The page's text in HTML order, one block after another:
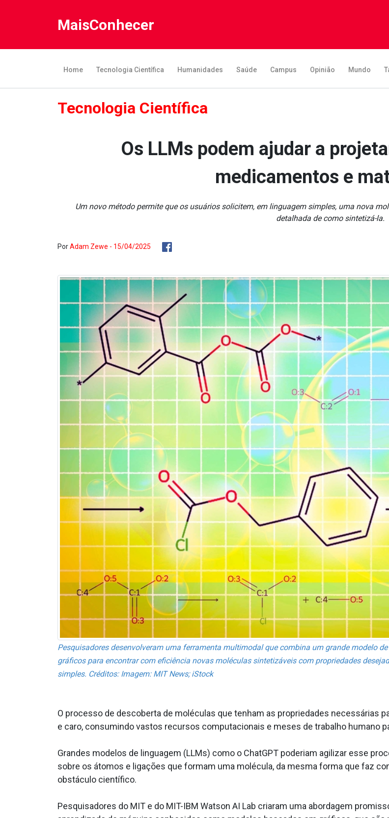
MaisConhecer
Home Tecnologia Científica Humanidades Saúde Campus Opinião Mundo
Tecnologia Científica
Os LLMs podem ajudar a
medicamentos e
Um novo método permite que os usuários solicitem, em linguagem simples, uma nova
detalhada de como sintetizá-la.
PorAdam Zewe - 15/04/2025
Pesquisadores desenvolveram uma ferramenta multimodal que combina um grande modelo
gráficos para encontrar com eficiência novas moléculas sintetizáveis com propriedades
simples. Créditos: Imagem: MIT News; iStock
O processo de descoberta de moléculas que tenham as propriedades necessárias
e caro, consumindo vastos recursos computacionais e meses de trabalho humano
Grandes modelos de linguagem (LLMs) como o ChatGPT poderiam agilizar esse
sobre os átomos e ligações que formam uma molécula, da mesma forma que faz
obstáculo científico.
Pesquisadores do MIT e do MIT-IBM Watson AI Lab criaram uma abordagem